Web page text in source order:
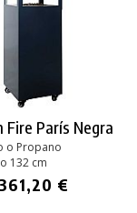
Fire París Negra
o Propano
132 cm
361,20 €